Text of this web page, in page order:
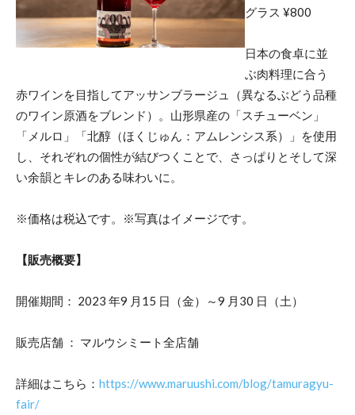
グラス ¥800
日本の食卓に並
ぶ肉料理に合う
赤ワインを目指してアッサンブラージュ（異なるぶどう品種
のワイン原酒をブレンド）。山形県産の「スチューベン」
「メルロ」「北醇（ほくじゅん：アムレンシス系）」を使用
し、それぞれの個性が結びつくことで、さっぱりとそして深
い余韻とキレのある味わいに。
※価格は税込です。※写真はイメージです。
【販売概要】
開催期間： 2023 年9 月15 日（金）～9 月30 日（土）
販売店舗 ： マルウシミート全店舗
詳細はこちら： https://www.maruushi.com/blog/tamuragyu-
fair/